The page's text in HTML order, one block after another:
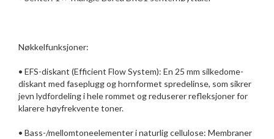
Nøkkelfunksjoner:
• EFS-diskant (Efficient Flow System): En 25 mm silkedome-
diskant med faseplugg og hornformet spredelinse, som sikrer
jevn lydfordeling i hele rommet og reduserer refleksjoner for
klarere høyfrekvente toner.
• Bass-/mellomtoneelementer i naturlig cellulose: Membraner